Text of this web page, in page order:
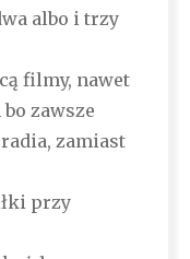
albo i trzy
filmy, nawet
zawsze
zamiast
przy